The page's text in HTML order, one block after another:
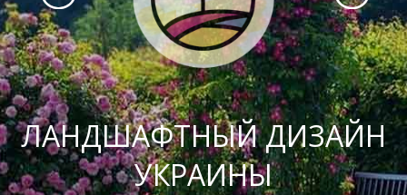
ЛАНДШАФТНЫЙ ДИЗАЙН
УКРАИНЫ